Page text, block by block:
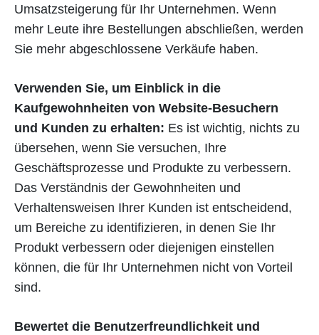
Umsatzsteigerung für Ihr Unternehmen. Wenn
mehr Leute ihre Bestellungen abschließen, werden
Sie mehr abgeschlossene Verkäufe haben.
Verwenden Sie, um Einblick in die
Kaufgewohnheiten von Website-Besuchern
und Kunden zu erhalten: Es ist wichtig, nichts zu
übersehen, wenn Sie versuchen, Ihre
Geschäftsprozesse und Produkte zu verbessern.
Das Verständnis der Gewohnheiten und
Verhaltensweisen Ihrer Kunden ist entscheidend,
um Bereiche zu identifizieren, in denen Sie Ihr
Produkt verbessern oder diejenigen einstellen
können, die für Ihr Unternehmen nicht von Vorteil
sind.
Bewertet die Benutzerfreundlichkeit und